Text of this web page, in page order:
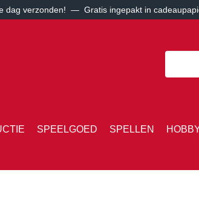
dag verzonden! — Gratis ingepakt in
SPEELGOED SPELLEN